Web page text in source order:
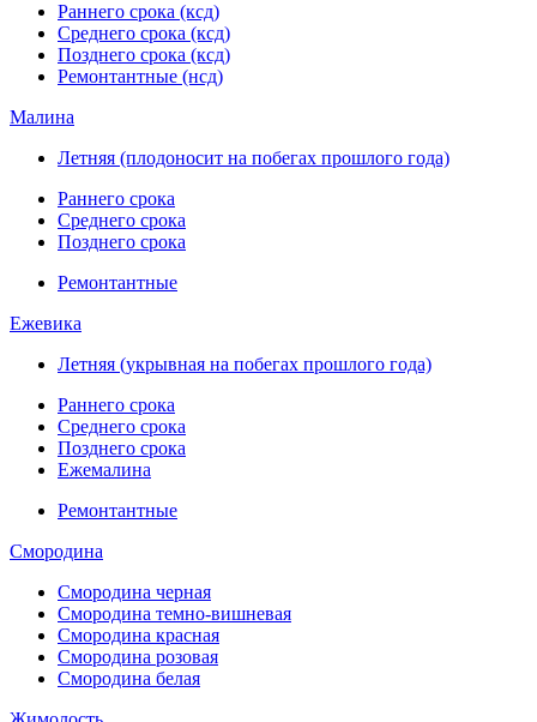
Раннего срока (ксд)
Среднего срока (ксд)
Позднего срока (ксд)
Ремонтантные (нсд)
Малина
Летняя (плодоносит на побегах прошлого года)
Раннего срока
Среднего срока
Позднего срока
Ремонтантные
Ежевика
Летняя (укрывная на побегах прошлого года)
Раннего срока
Среднего срока
Позднего срока
Ежемалина
Ремонтантные
Смородина
Смородина черная
Смородина темно-вишневая
Смородина красная
Смородина розовая
Смородина белая